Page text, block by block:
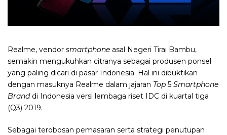
Realme, vendor smartphone asal Negeri Tirai Bambu,
semakin mengukuhkan citranya sebagai produsen ponsel
yang paling dicari di pasar Indonesia. Hal ini dibuktikan
dengan masuknya Realme dalam jajaran Top 5 Smartphone
Brand di Indonesia versi lembaga riset IDC di kuartal tiga
(Q3) 2019.
Sebagai terobosan pemasaran serta strategi penutupan